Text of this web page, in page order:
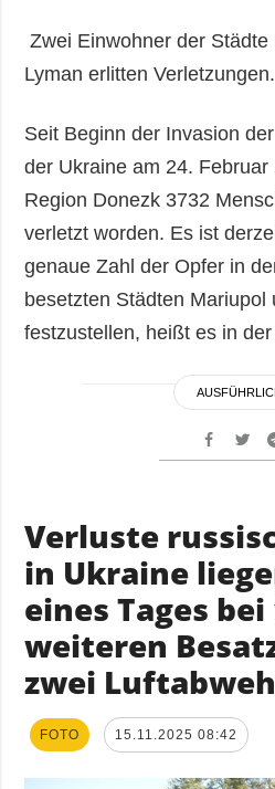
Zwei Einwohner der Städte
Lyman erlitten Verletzungen.
Seit Beginn der Invasion
der Ukraine am 24.
Region Donezk 3732
verletzt worden. Es ist
genaue Zahl der Opfer in
besetzten Städten Mariupol
festzustellen, heißt es in
Verluste
in Ukraine
eines Tages bei
weiteren
zwei
FOTO 15.11.2025 08:42